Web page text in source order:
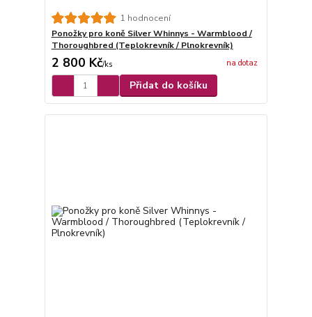
1 hodnocení
Ponožky pro koně Silver Whinnys - Warmblood /
Thoroughbred (Teplokrevník / Plnokrevník)
2 800 Kč/ks na dotaz
Přidat do košíku